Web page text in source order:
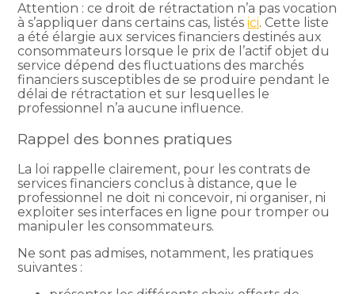
Attention : ce droit de rétractation n’a pas vocation
à s’appliquer dans certains cas, listésici. Cette liste
a été élargie aux services financiers destinés aux
consommateurs lorsque le prix de l’actif objet du
service dépend des fluctuations des marchés
financiers susceptibles de se produire pendant le
délai de rétractation et sur lesquelles le
professionnel n’a aucune influence.
Rappel des bonnes pratiques
La loi rappelle clairement, pour les contrats de
services financiers conclus à distance, que le
professionnel ne doit ni concevoir, ni organiser, ni
exploiter ses interfaces en ligne pour tromper ou
manipuler les consommateurs.
Ne sont pas admises, notamment, les pratiques
suivantes :